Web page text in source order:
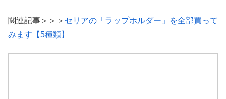
関連記事＞＞＞ セリアの「ラップホルダー」を全部買って
みます【5種類】